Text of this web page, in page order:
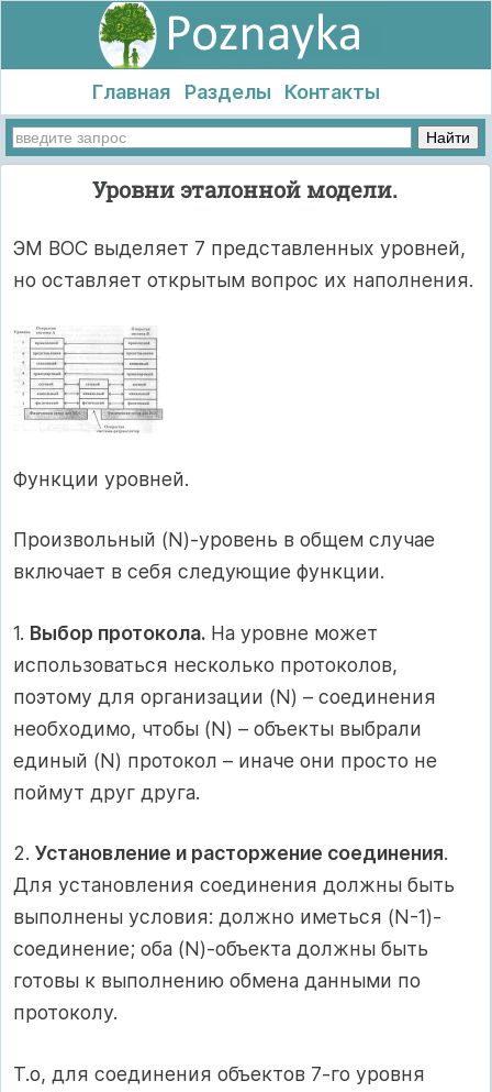
Главная Разделы Контакты
Уровни эталонной модели.
ЭМ ВОС выделяет 7 представленных уровней,
но оставляет открытым вопрос их наполнения.
Функции уровней.
Произвольный (N)-уровень в общем случае
включает в себя следующие функции.
1. Выбор протокола. На уровне может
использоваться несколько протоколов,
поэтому для организации (N) – соединения
необходимо, чтобы (N) – объекты выбрали
единый (N) протокол – иначе они просто не
поймут друг друга.
2. Установление и расторжение соединения.
Для установления соединения должны быть
выполнены условия: должно иметься (N-1)-
соединение; оба (N)-объекта должны быть
готовы к выполнению обмена данными по
протоколу.
Т.о, для соединения объектов 7-го уровня